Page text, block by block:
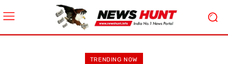
TRENDING NOW